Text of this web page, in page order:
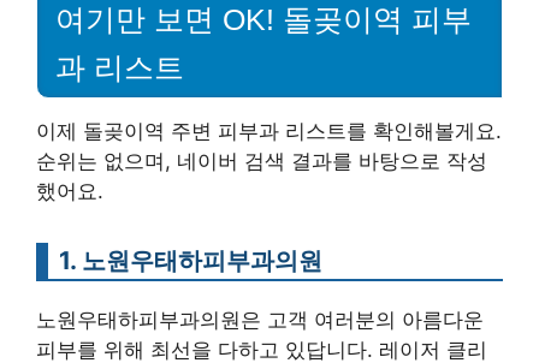
여기만 보면 OK! 돌곶이역 피부
과 리스트
이제 돌곶이역 주변 피부과 리스트를 확인해볼게요.
순위는 없으며, 네이버 검색 결과를 바탕으로 작성
했어요.
1. 노원우태하피부과의원
노원우태하피부과의원은 고객 여러분의 아름다운
피부를 위해 최선을 다하고 있답니다. 레이저 클리